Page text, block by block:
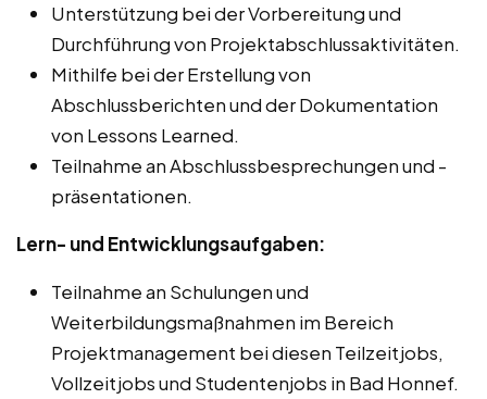
Unterstützung bei der Vorbereitung und
Durchführung von Projektabschlussaktivitäten.
Mithilfe bei der Erstellung von
Abschlussberichten und der Dokumentation
von Lessons Learned.
Teilnahme an Abschlussbesprechungen und -
präsentationen.
Lern- und Entwicklungsaufgaben:
Teilnahme an Schulungen und
Weiterbildungsmaßnahmen im Bereich
Projektmanagement bei diesen Teilzeitjobs,
Vollzeitjobs und Studentenjobs in Bad Honnef.